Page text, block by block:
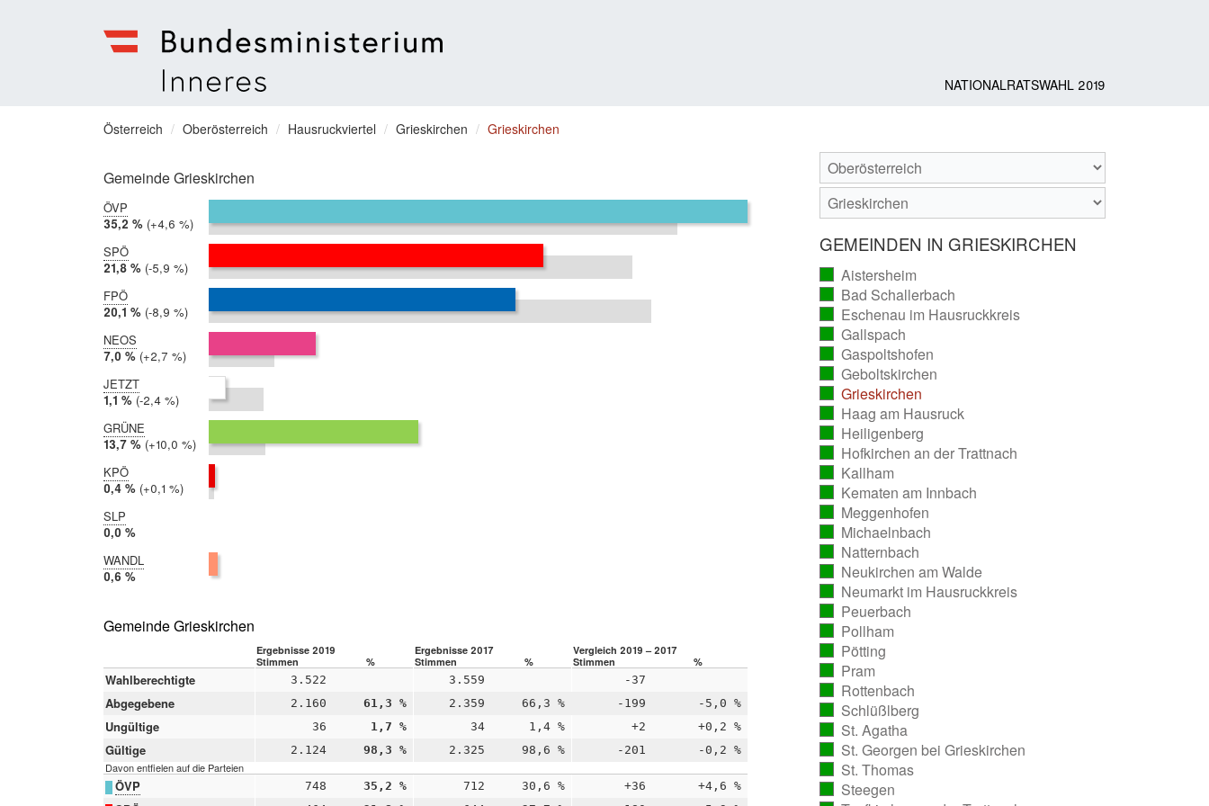
für
Inneres
NATIONALRATSWAHL 2019
Sie
sich
hier:
Österreich Oberösterreich Hausruckviertel Grieskirchen Grieskirchen
Gemeinde Grieskirchen
ÖVP
2019:
35,2 %
2017:
30,6 %
Differenz:
+4,6 %
SPÖ
2019:
21,8 %
2017:
27,7 %
Differenz:
-5,9 %
FPÖ
2019:
20,1 %
2017:
28,9 %
Differenz:
-8,9 %
NEOS
2019:
7,0 %
2017:
4,3 %
Differenz:
+2,7 %
JETZT
2019:
1,1 %
2017:
3,6 %
Differenz:
-2,4 %
GRÜNE
2019:
13,7 %
2017:
3,7 %
Differenz:
+10,0 %
KPÖ
2019:
0,4 %
2017:
0,3 %
Differenz:
+0,1 %
SLP
2019:
0,0 %
nicht
teilgenommen
WANDL
2019:
0,6 %
teilgenommen
Gemeinde Grieskirchen
Ergebnisse 2019 Ergebnisse 2017
Vergleich 2019 – 2017
Stimmen
% Stimmen % Stimmen %
Wahlberechtigte 3.522 3.559 -37
Abgegebene 2.160 61,3 % 2.359 66,3 % -199 -5,0 %
Ungültige 36 1,7 % 34 1,4 % +2 +0,2 %
Gültige 2.124 98,3 % 2.325 98,6 % -201 -0,2 %
Davon entfielen auf die Parteien
ÖVP 748 35,2 % 712 30,6 % +36 +4,6 %
GEMEINDEN IN GRIESKIRCHEN
Aistersheim
ausgezählt)
Bad Schallerbach
ausgezählt)
Eschenau im Hausruckkreis
(vollständig
ausgezählt)
Gallspach
ausgezählt)
Gaspoltshofen
ausgezählt)
Geboltskirchen
ausgezählt)
Grieskirchen
ausgezählt)
Haag am Hausruck
ausgezählt)
Heiligenberg
ausgezählt)
Hofkirchen an der Trattnach(vollständig
ausgezählt)
Kallham
ausgezählt)
Kematen am Innbach
ausgezählt)
Meggenhofen
ausgezählt)
Michaelnbach
ausgezählt)
Natternbach
ausgezählt)
Neukirchen am Walde
ausgezählt)
Neumarkt im Hausruckkreis(vollständig
ausgezählt)
Peuerbach
ausgezählt)
Pollham
ausgezählt)
Pötting
ausgezählt)
Pram
ausgezählt)
Rottenbach
ausgezählt)
Schlüßlberg
ausgezählt)
St. Agatha
ausgezählt)
St. Georgen bei Grieskirchen
(vollständig
ausgezählt)
St. Thomas
ausgezählt)
Steegen